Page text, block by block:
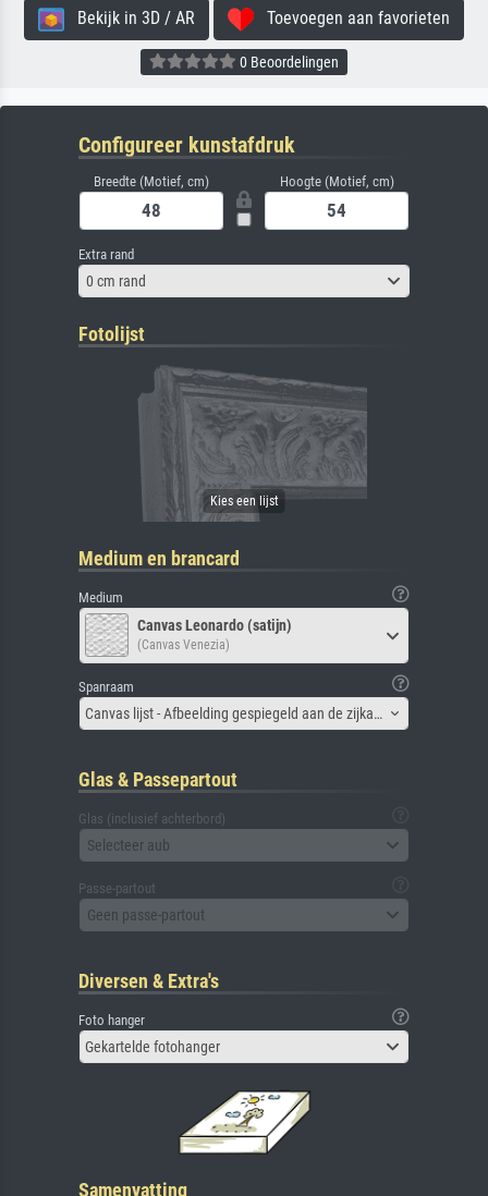
Bekijk in 3D / AR Toevoegen aan favorieten
0 Beoordelingen
Configureer kunstafdruk
Breedte (Motief, cm) Hoogte (Motief, cm)
Extra rand
0 cm rand
Fotolijst
Medium en brancard
Medium
Canvas Leonardo (satijn)
(Canvas Venezia)
Spanraam
Canvas lijst - Afbeelding gespiegeld aan de zijkant
Glas & Passepartout
Glas (inclusief achterbord)
Selecteer aub
Passe-partout
Geen passe-partout
Diversen & Extra's
Foto hanger
Gekartelde fotohanger
Samenvatting